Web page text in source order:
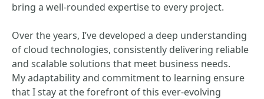
bring a well-rounded expertise to every project.
Over the years, I’ve developed a deep understanding
of cloud technologies, consistently delivering reliable
and scalable solutions that meet business needs.
My adaptability and commitment to learning ensure
that I stay at the forefront of this ever-evolving